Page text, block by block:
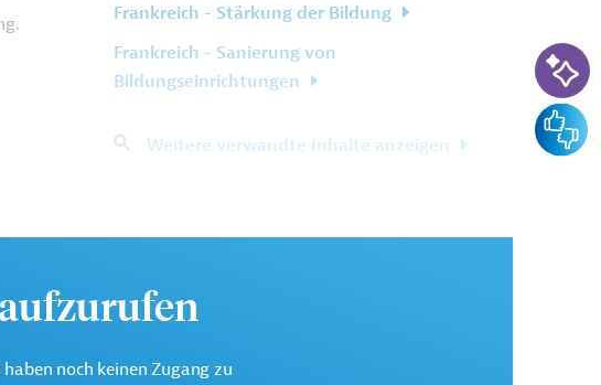
Frankreich - Stärkung der Bildung
Frankreich - Sanierung von
Bildungseinrichtungen
Weitere verwandte Inhalte anzeigen
noch keinen Zugang zu
KI-